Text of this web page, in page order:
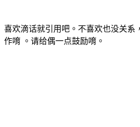
喜欢滴话就引用吧。不喜欢也没关系
作唷 。请给偶一点鼓励唷。